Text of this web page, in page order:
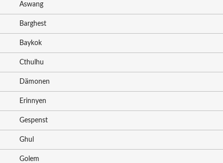
Aswang
Barghest
Baykok
Cthulhu
Dämonen
Erinnyen
Gespenst
Ghul
Golem